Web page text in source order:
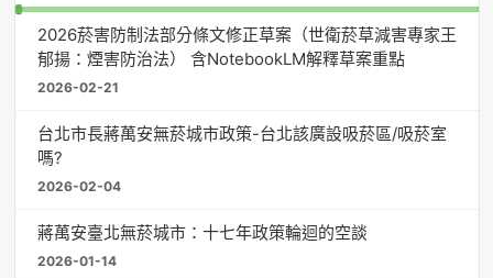
2026菸害防制法部分條文修正草案（世衛菸草減害專家王
郁揚：煙害防治法） 含NotebookLM解釋草案重點
2026-02-21
台北市長蔣萬安無菸城市政策-台北該廣設吸菸區/吸菸室
嗎?
2026-02-04
蔣萬安臺北無菸城市：十七年政策輪迴的空談
2026-01-14